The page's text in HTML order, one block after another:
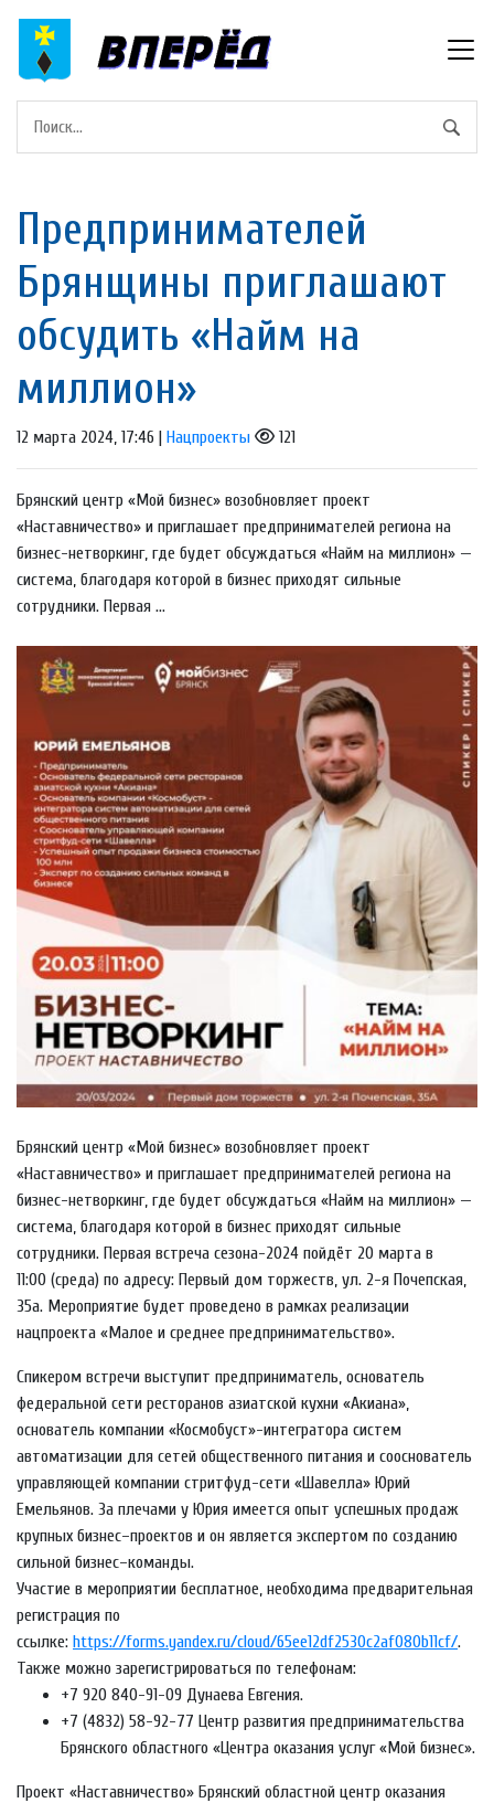
Предпринимателей
Брянщины приглашают
обсудить «Найм на
миллион»
12 марта 2024, 17:46 | Нацпроекты 121
Брянский центр «Мой бизнес» возобновляет проект
«Наставничество» и приглашает предпринимателей региона на
бизнес-нетворкинг, где будет обсуждаться «Найм на миллион» —
система, благодаря которой в бизнес приходят сильные
сотрудники. Первая ...
Брянский центр «Мой бизнес» возобновляет проект
«Наставничество» и приглашает предпринимателей региона на
бизнес-нетворкинг, где будет обсуждаться «Найм на миллион» —
система, благодаря которой в бизнес приходят сильные
сотрудники. Первая встреча сезона-2024 пойдёт 20 марта в
11:00 (среда) по адресу: Первый дом торжеств, ул. 2-я Почепская,
35а. Мероприятие будет проведено в рамках реализации
нацпроекта «Малое и среднее предпринимательство».
Спикером встречи выступит предприниматель, основатель
федеральной сети ресторанов азиатской кухни «Акиана»,
основатель компании «Космобуст»-интегратора систем
автоматизации для сетей общественного питания и сооснователь
управляющей компании стритфуд-сети «Шавелла» Юрий
Емельянов. За плечами у Юрия имеется опыт успешных продаж
крупных бизнес–проектов и он является экспертом по созданию
сильной бизнес–команды.
Участие в мероприятии бесплатное, необходима предварительная
регистрация по
ссылке: https://forms.yandex.ru/cloud/65ee12df2530c2af080b11cf/.
Также можно зарегистрироваться по телефонам:
+7 920 840-91-09 Дунаева Евгения.
+7 (4832) 58-92-77 Центр развития предпринимательства
Брянского областного «Центра оказания услуг «Мой бизнес».
Проект «Наставничество» Брянский областной центр оказания